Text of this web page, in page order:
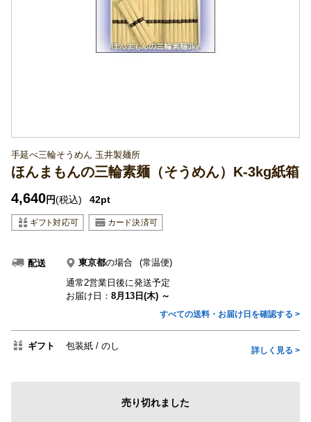
手延べ三輪そうめん 玉井製麺所
ほんまもんの三輪素麺（そうめん）K-3kg紙箱
4,640円(税込) 42pt
配送 東京都の場合
(常温便)
通常2営業日後に発送予定
お届け日： 8月13日(木) ～
すべての送料・お届け日を確認する >
ギフト 包装紙 のし 詳しく見る >
売り切れました